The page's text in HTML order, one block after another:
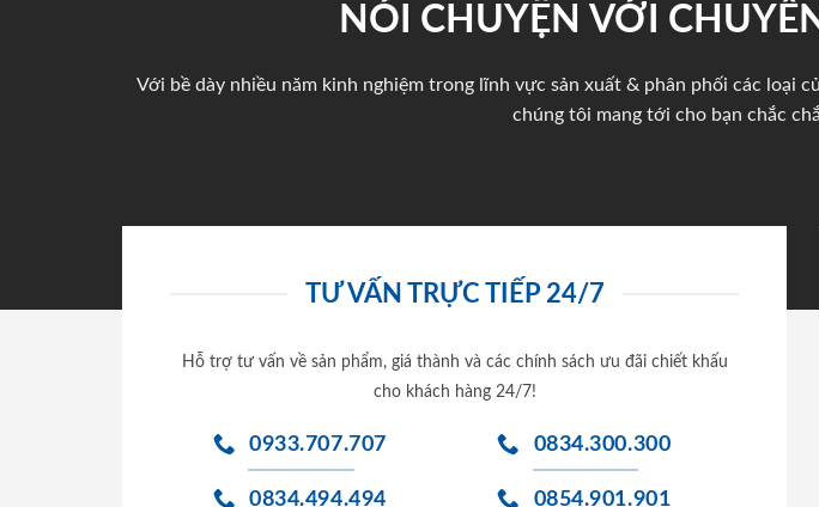
NÓI CHUYỆN VỚI
Với bề dày nhiều năm kinh nghiệm trong lĩnh vực sản xuất & phân phối các loại
chúng tôi mang tới cho bạn chắc
TƯ VẤN TRỰC TIẾP 24/7
Hỗ trợ tư vấn về sản phẩm, giá thành và các chính sách ưu đãi chiết khấu
cho khách hàng 24/7!
0933.707.707
0834.494.494
0834.300.300
0854.901.901